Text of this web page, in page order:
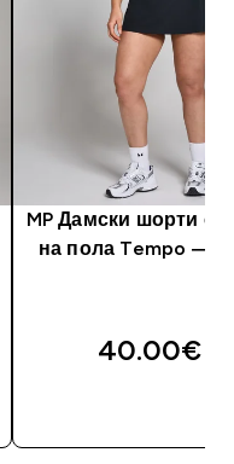
MP Дамски шорти с
на пола Tempo —
40.00€‎